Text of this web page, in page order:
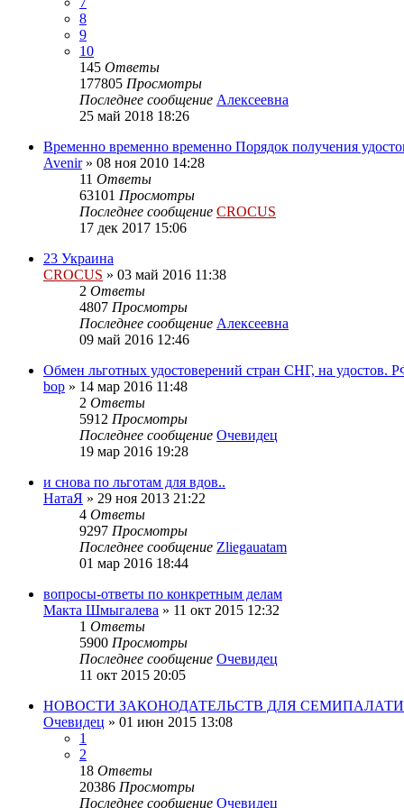
8
9
10
145 Ответы
177805 Просмотры
Последнее сообщение Алексеевна
25 май 2018 18:26
Временно временно временно Порядок получения
Avenir» 08 ноя 2010 14:28
11 Ответы
63101 Просмотры
Последнее сообщение CROCUS
17 дек 2017 15:06
23 Украина
CROCUS » 03 май 2016 11:38
2 Ответы
4807 Просмотры
Последнее сообщение Алексеевна
09 май 2016 12:46
Обмен льготных удостоверений стран СНГ, на удостов.
bop » 14 мар 2016 11:48
2 Ответы
5912 Просмотры
Последнее сообщение Очевидец
19 мар 2016 19:28
и снова по льготам для вдов..
НатаЯ » 29 ноя 2013 21:22
4 Ответы
9297 Просмотры
Последнее сообщение Zliegauatam
01 мар 2016 18:44
вопросы-ответы по конкретным делам
Макта Шмыгалева » 11 окт 2015 12:32
1 Ответы
5900 Просмотры
Последнее сообщение Очевидец
11 окт 2015 20:05
НОВОСТИ ЗАКОНОДАТЕЛЬСТВ ДЛЯ
Очевидец » 01 июн 2015 13:08
1
2
18 Ответы
20386 Просмотры
Последнее сообщение Очевидец